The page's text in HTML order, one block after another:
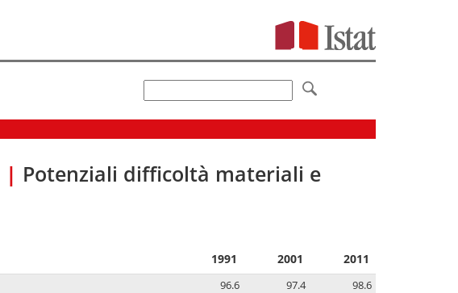
| Potenziali difficoltà materiali e
1991 2001 2011
96.6 97.4
98.6